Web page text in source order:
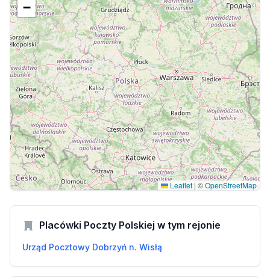
−
Leaflet | ©OpenStreetMap
Placówki Poczty Polskiej w tym rejonie
Urząd Pocztowy Dobrzyń n. Wisłą